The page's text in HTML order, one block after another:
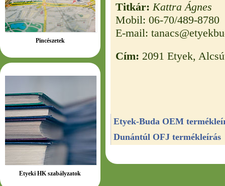
Pincészetek
Etyeki HK szabályzatok
Titkár: Kattra Ágnes
Mobil: 06-70/489-8780
E-mail:
Cím: 2091 Etyek,
Etyek-Buda OEM
Dunántúl OFJ termékleírás